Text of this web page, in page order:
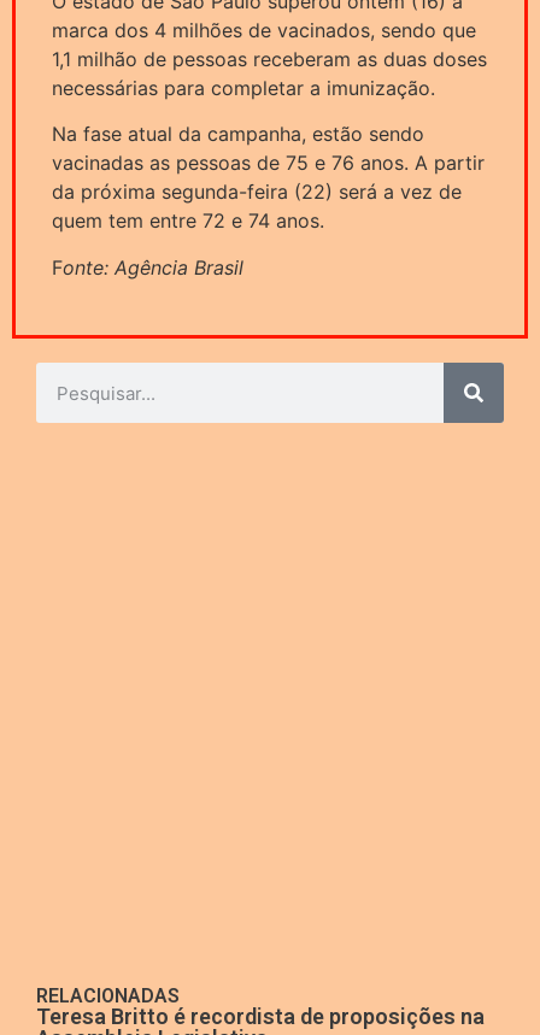
marca dos 4 milhões de vacinados, sendo que
1,1 milhão de pessoas receberam as duas doses
necessárias para completar a imunização.
Na fase atual da campanha, estão sendo
vacinadas as pessoas de 75 e 76 anos. A partir
da próxima segunda-feira (22) será a vez de
quem tem entre 72 e 74 anos.
Fonte: Agência Brasil
RELACIONADAS
Teresa Britto é recordista de proposições na